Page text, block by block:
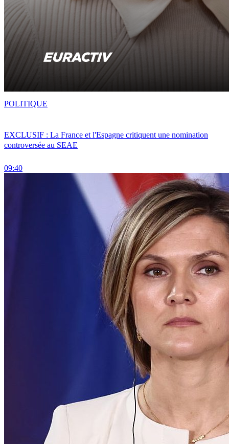
EXCLUSIF : La France et l'Espagne critiquent une nomination
controversée au SEAE
09:40
POLITIQUE